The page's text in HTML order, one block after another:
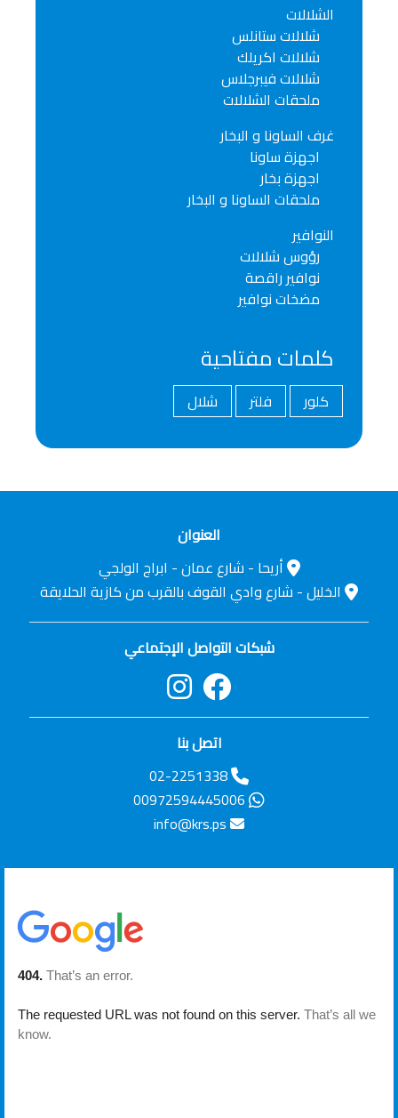
الشلالات
شلالات ستانلس
شلالات اكريلك
شلالات فيبرجلاس
ملحقات الشلالات
غرف الساونا و البخار
اجهزة ساونا
اجهزة بخار
ملحقات الساونا و البخار
النوافير
رؤوس شلالات
نوافير راقصة
مضخات نوافير
كلمات مفتاحية
كلور فلتر شلال
العنوان
أريحا - شارع عمان - ابراج الولجي
الخليل - شارع وادي القوف بالقرب من كازية الحلايقة
شبكات التواصل الإجتماعي
اتصل بنا
02-2251338